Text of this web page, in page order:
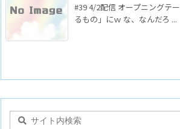
#39 4/2配信 オープニングテ
るもの」にｗ な、なんだろ ...